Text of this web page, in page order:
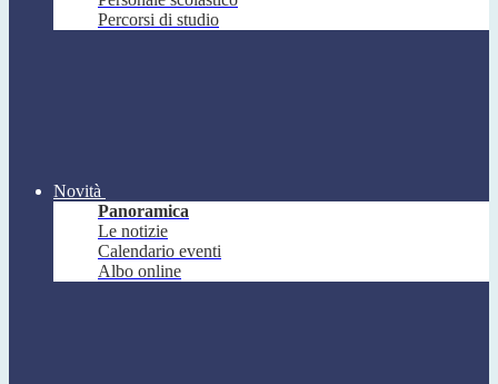
Percorsi di studio
Novità
Panoramica
Le notizie
Calendario eventi
Albo online